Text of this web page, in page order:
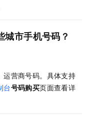
城市手机号码？
运营商号码。具体支持
台号码购买页面查看详